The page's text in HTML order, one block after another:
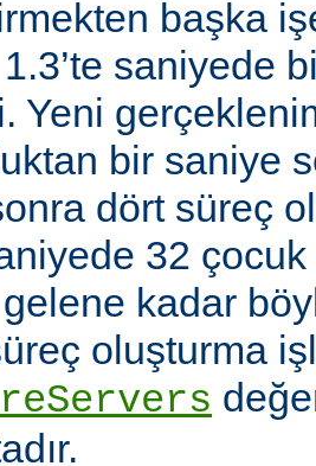
başka
saniyede
Yeni
bir saniye
dört süreç
32
kadar
oluşturma